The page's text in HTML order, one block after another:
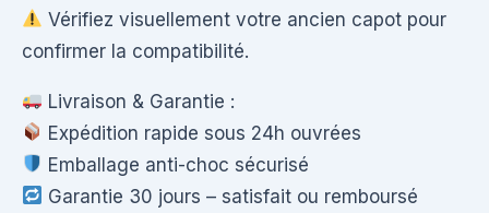
Vérifiez visuellement votre ancien capot pour
confirmer la compatibilité.
Livraison & Garantie :
Expédition rapide sous 24h ouvrées
Emballage anti-choc sécurisé
Garantie 30 jours – satisfait ou remboursé